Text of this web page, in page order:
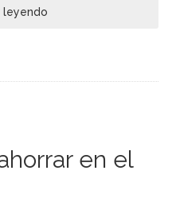
leyendo
en el